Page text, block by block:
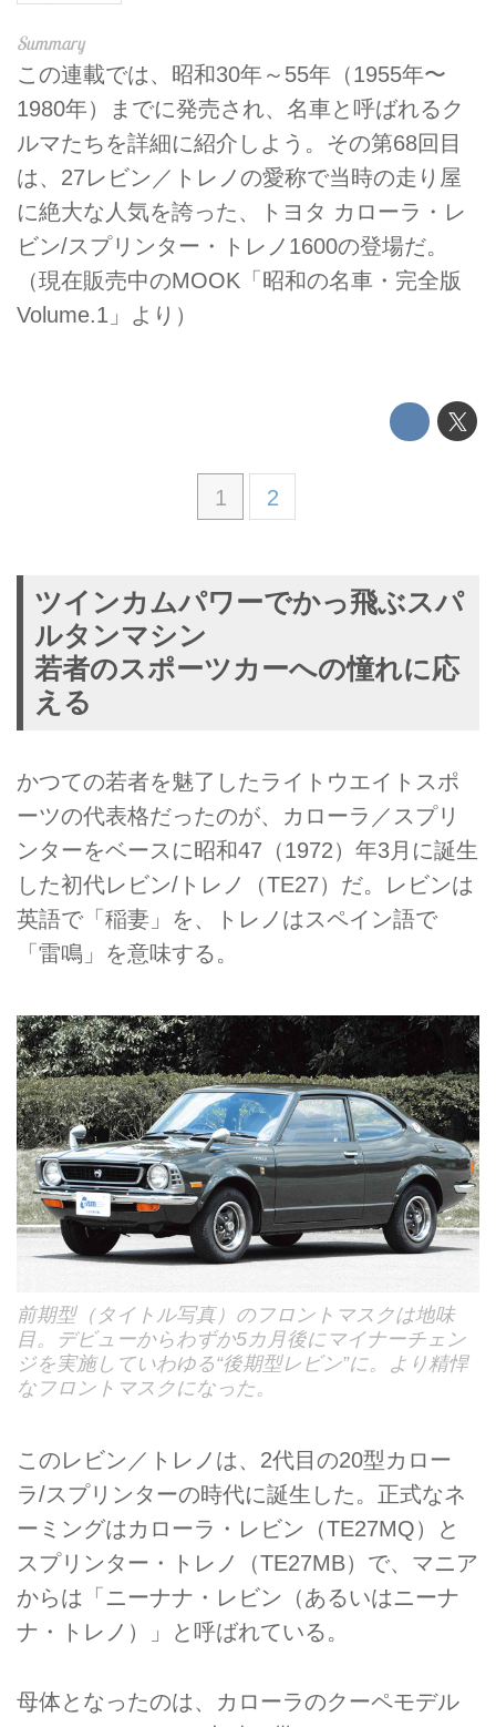
この連載では、昭和30年～55年（1955年〜
1980年）までに発売され、名車と呼ばれるク
ルマたちを詳細に紹介しよう。その第68回目
は、27レビン／トレノの愛称で当時の走り屋
に絶大な人気を誇った、トヨタ カローラ・レ
ビン/スプリンター・トレノ1600の登場だ。
（現在販売中のMOOK「昭和の名車・完全版
Volume.1」より）
1 2
ツインカムパワーでかっ飛ぶスパ
ルタンマシン
若者のスポーツカーへの憧れに応
える
かつての若者を魅了したライトウエイトスポ
ーツの代表格だったのが、カローラ／スプリ
ンターをベースに昭和47（1972）年3月に誕生
した初代レビン/トレノ（TE27）だ。レビンは
英語で「稲妻」を、トレノはスペイン語で
「雷鳴」を意味する。
前期型（タイトル写真）のフロントマスクは地味
目。デビューからわずか5カ月後にマイナーチェン
ジを実施していわゆる“後期型レビン”に。より精悍
なフロントマスクになった。
このレビン／トレノは、2代目の20型カロー
ラ/スプリンターの時代に誕生した。正式なネ
ーミングはカローラ・レビン（TE27MQ）と
スプリンター・トレノ（TE27MB）で、マニア
からは「ニーナナ・レビン（あるいはニーナ
ナ・トレノ）」と呼ばれている。
母体となったのは、カローラのクーペモデル